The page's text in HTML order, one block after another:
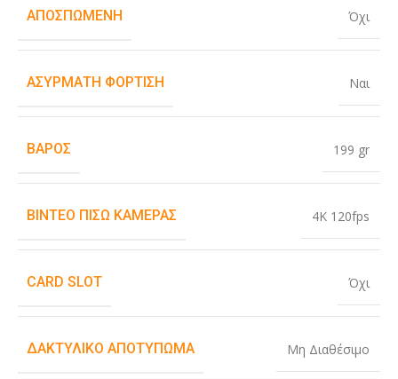
ΑΠΟΣΠΏΜΕΝΗ Όχι
ΑΣΎΡΜΑΤΗ ΦΌΡΤΙΣΗ Ναι
ΒΆΡΟΣ 199 gr
ΒΊΝΤΕΟ ΠΊΣΩ ΚΆΜΕΡΑΣ 4K 120fps
CARD SLOT Όχι
ΔΑΚΤΥΛΙΚΌ ΑΠΟΤΎΠΩΜΑ Μη Διαθέσιμο